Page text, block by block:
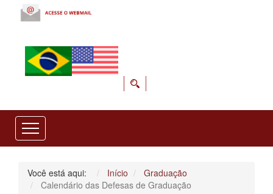
Você está aqui: Início
Graduação
Calendário das Defesas de Graduação